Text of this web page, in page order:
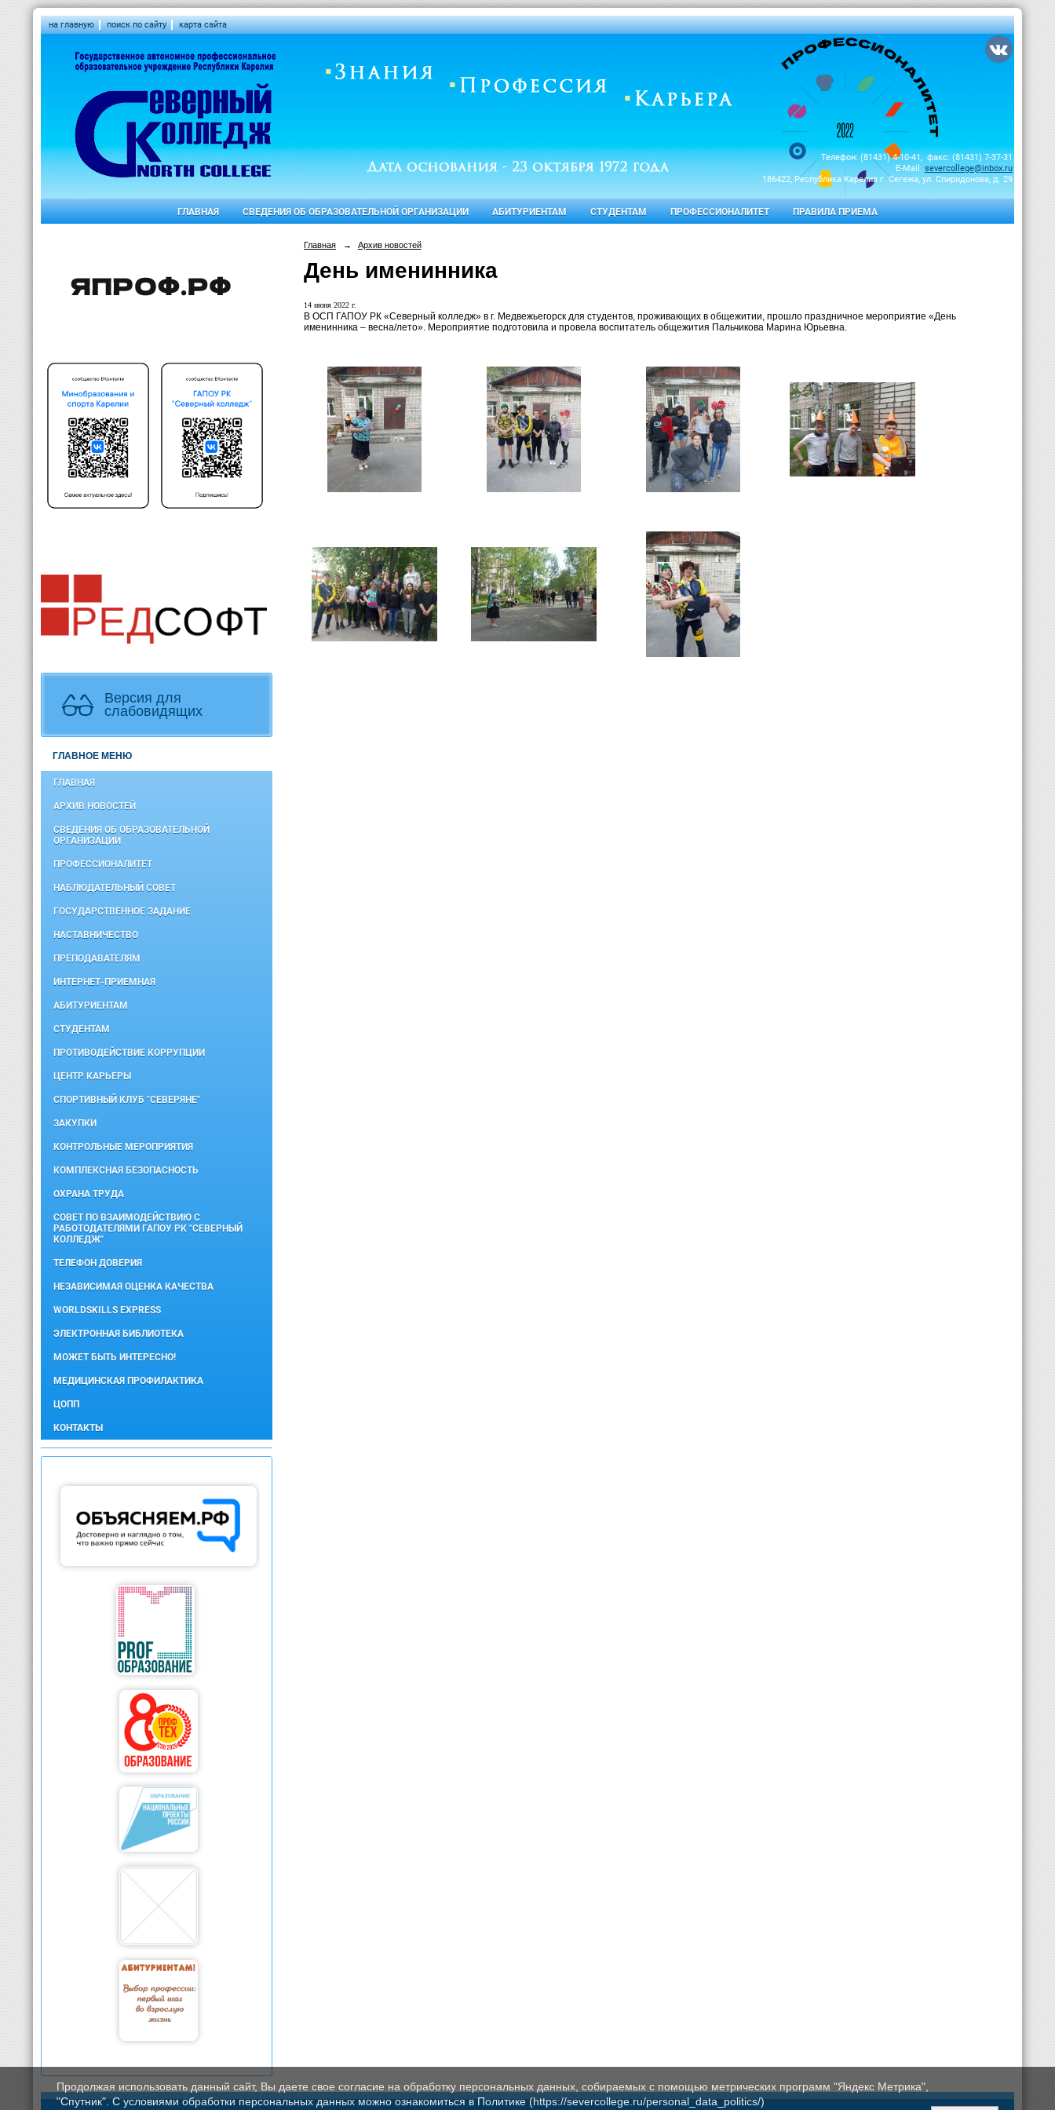
на главную поиск по сайту карта сайта
Телефон: (81431) 4-10-41, факс: (81431) 7-37-31
E-Mail: severcollege@inbox.ru
186422, Республика Карелия г. Сегежа, ул. Спиридонова, д. 29
ГЛАВНАЯ СВЕДЕНИЯ ОБ ОБРАЗОВАТЕЛЬНОЙ ОРГАНИЗАЦИИ АБИТУРИЕНТАМ СТУДЕНТАМ ПРОФЕССИОНАЛИТЕТ ПРАВИЛА ПРИЕМА
Версия для
слабовидящих
ГЛАВНОЕ МЕНЮ
ГЛАВНАЯ
АРХИВ НОВОСТЕЙ
СВЕДЕНИЯ ОБ ОБРАЗОВАТЕЛЬНОЙ
ОРГАНИЗАЦИИ
ПРОФЕССИОНАЛИТЕТ
НАБЛЮДАТЕЛЬНЫЙ СОВЕТ
ГОСУДАРСТВЕННОЕ ЗАДАНИЕ
НАСТАВНИЧЕСТВО
ПРЕПОДАВАТЕЛЯМ
ИНТЕРНЕТ-ПРИЕМНАЯ
АБИТУРИЕНТАМ
СТУДЕНТАМ
ПРОТИВОДЕЙСТВИЕ КОРРУПЦИИ
ЦЕНТР КАРЬЕРЫ
СПОРТИВНЫЙ КЛУБ "СЕВЕРЯНЕ"
ЗАКУПКИ
КОНТРОЛЬНЫЕ МЕРОПРИЯТИЯ
КОМПЛЕКСНАЯ БЕЗОПАСНОСТЬ
ОХРАНА ТРУДА
СОВЕТ ПО ВЗАИМОДЕЙСТВИЮ С
РАБОТОДАТЕЛЯМИ ГАПОУ РК "СЕВЕРНЫЙ
КОЛЛЕДЖ"
ТЕЛЕФОН ДОВЕРИЯ
НЕЗАВИСИМАЯ ОЦЕНКА КАЧЕСТВА
WORLDSKILLS EXPRESS
ЭЛЕКТРОННАЯ БИБЛИОТЕКА
МОЖЕТ БЫТЬ ИНТЕРЕСНО!
МЕДИЦИНСКАЯ ПРОФИЛАКТИКА
ЦОПП
КОНТАКТЫ
Главная → Архив новостей
День именинника
14 июня 2022 г.
В ОСП ГАПОУ РК «Северный колледж» в г. Медвежьегорск для студентов, проживающих в общежитии, прошло праздничное мероприятие «День
именинника – весна/лето». Мероприятие подготовила и провела воспитатель общежития Пальчикова Марина Юрьевна.
Продолжая использовать данный сайт, Вы даете свое согласие на обработку персональных данных, собираемых с помощью метрических программ "Яндекс Метрика",
"Спутник". С условиями обработки персональных данных можно ознакомиться в Политике (https://severcollege.ru/personal_data_politics/)